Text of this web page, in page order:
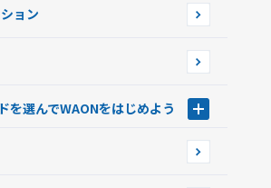
について
ョン
を選んでWAONをはじめよう